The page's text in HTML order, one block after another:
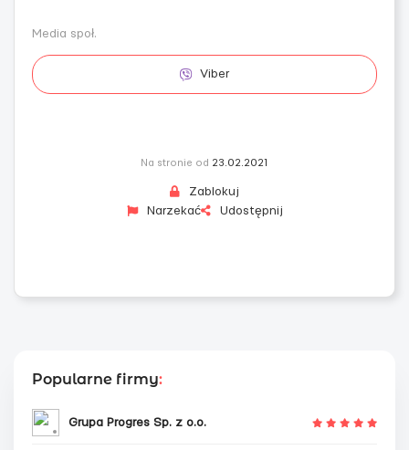
Media społ.
Viber
Na stronie od 23.02.2021
Zablokuj
Narzekać
Udostępnij
Popularne firmy:
Grupa Progres Sp. z o.o.